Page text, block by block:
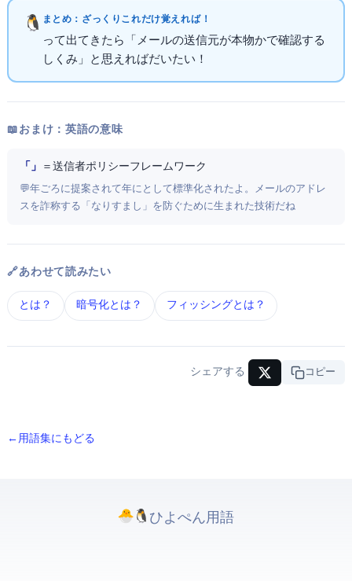
まとめ：ざっくりこれだけ覚えればOK！
SPFって出てきたら「メールの送信元IPが本物かで確認する
しくみ」と思えればだいたいOK！
📖 おまけ：英語の意味
「Sender Policy Framework」 ＝ 送信者ポリシーフレームワーク
💬 2003年ごろに提案されて2014年にRFC 7208として標準化されたよ。メールのFromアドレ
スを詐称する「なりすまし」を防ぐために生まれた技術だね
🔗 あわせて読みたい
DNS とは？ 暗号化 とは？ フィッシング とは？
シェアする URLコピー
← 用語集にもどる
ひよぺんIT用語. All rights reserved.